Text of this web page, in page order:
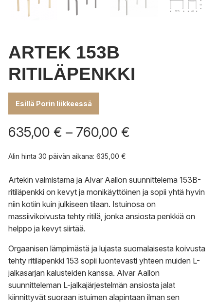
ARTEK 153B
RITILÄPENKKI
Esillä Porin liikkeessä
635,00 € – 760,00 €
Alin hinta 30 päivän aikana: 635,00 €
Artekin valmistama ja Alvar Aallon suunnittelema 153B-
ritiläpenkki on kevyt ja monikäyttöinen ja sopii yhtä hyvin
niin kotiin kuin julkiseen tilaan. Istuinosa on
massiivikoivusta tehty ritilä, jonka ansiosta penkkiä on
helppo ja kevyt siirtää.
Orgaanisen lämpimästä ja lujasta suomalaisesta koivusta
tehty ritiläpenkki 153 sopii luontevasti yhteen muiden L-
jalkasarjan kalusteiden kanssa. Alvar Aallon
suunnitteleman L-jalkajärjestelmän ansiosta jalat
kiinnittyvät suoraan istuimen alapintaan ilman sen